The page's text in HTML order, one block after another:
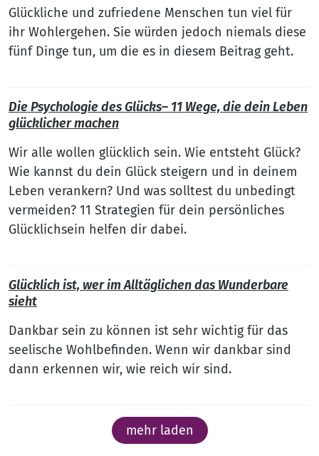
Glückliche und zufriedene Menschen tun viel für
ihr Wohlergehen. Sie würden jedoch niemals diese
fünf Dinge tun, um die es in diesem Beitrag geht.
Die Psychologie des Glücks– 11 Wege, die dein Leben
glücklicher machen
Wir alle wollen glücklich sein. Wie entsteht Glück?
Wie kannst du dein Glück steigern und in deinem
Leben verankern? Und was solltest du unbedingt
vermeiden? 11 Strategien für dein persönliches
Glücklichsein helfen dir dabei.
Glücklich ist, wer im Alltäglichen das Wunderbare
sieht
Dankbar sein zu können ist sehr wichtig für das
seelische Wohlbefinden. Wenn wir dankbar sind
dann erkennen wir, wie reich wir sind.
mehr laden